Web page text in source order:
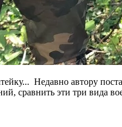
Недавно автору
сравнить эти три вида